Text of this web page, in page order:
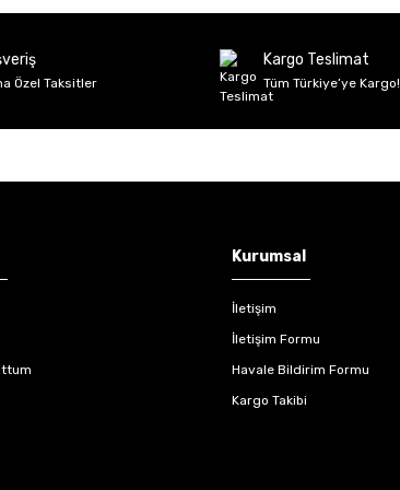
Özel Taksitler
Kargo Teslimat
Tüm Türkiye’ye Kargo!
Kurumsal
İletişim
İletişim Formu
Havale Bildirim Formu
Kargo Takibi